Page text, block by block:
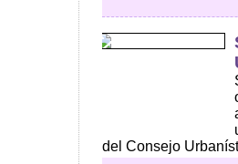
del Consejo